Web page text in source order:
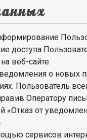
доступа
веб-сайте.
о новых
Пользователь
Оператору
«Отказ от
сервисов